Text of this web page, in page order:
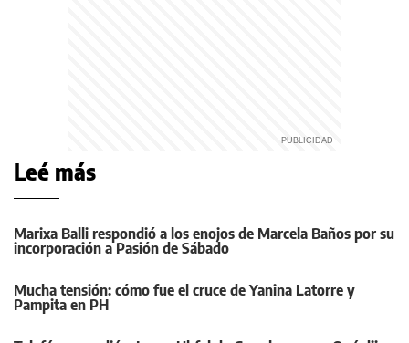
Leé más
Marixa Balli respondió a los enojos de Marcela Baños por su
incorporación a Pasión de Sábado
Mucha tensión: cómo fue el cruce de Yanina Latorre y
Pampita en PH